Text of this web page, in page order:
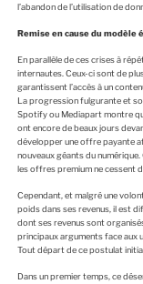
l’abandon de l’utilisation de
Remise en cause du modèle
En parallèle de ces crises à
internautes. Ceux-ci sont de
garantissent l’accès à un
La progression fulgurante et
Spotify ou Mediapart montre
ont encore de beaux jours
développer une offre payante
nouveaux géants du
les offres premium ne cessent
Cependant, et malgré une
poids dans ses revenus, il est
dont ses revenus sont
principaux arguments face aux
Tout départ de ce postulat
Dans un premier temps, ce